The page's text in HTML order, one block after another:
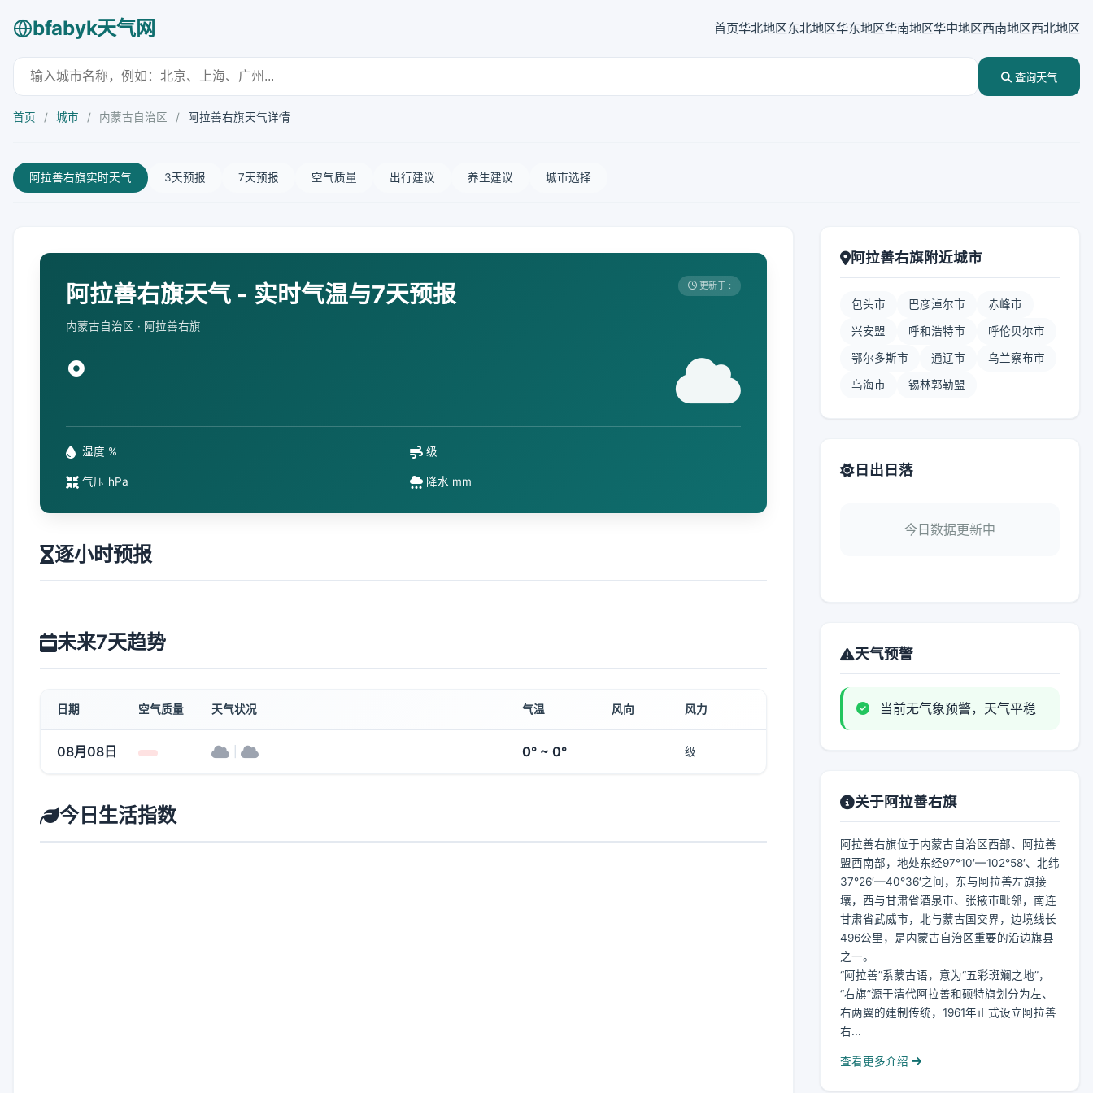
bfabyk天气网 首页华北地区东北地区华东地区华南地区华中地区西南地区西北地区
查询天气
首页 / 城市 / 内蒙古自治区 / 阿拉善右旗天气详情
阿拉善右旗实时天气 3天预报 7天预报 空气质量 出行建议 养生建议 城市选择
阿拉善右旗天气 - 实时气温与7天预报
内蒙古自治区 · 阿拉善右旗
更新于 :
°
湿度 % 级
气压 hPa 降水 mm
逐小时预报
未来7天趋势
日期 空气质量 天气状况 气温 风向 风力
08月08日 0° ~ 0° 级
今日生活指数
阿拉善右旗附近城市
包头市 巴彦淖尔市 赤峰市
兴安盟 呼和浩特市 呼伦贝尔市
鄂尔多斯市 通辽市 乌兰察布市
乌海市 锡林郭勒盟
日出日落
今日数据更新中
天气预警
当前无气象预警，天气平稳
关于阿拉善右旗
阿拉善右旗位于内蒙古自治区西部、阿拉善
盟西南部，地处东经97°10′—102°58′、北纬
37°26′—40°36′之间，东与阿拉善左旗接
壤，西与甘肃省酒泉市、张掖市毗邻，南连
甘肃省武威市，北与蒙古国交界，边境线长
496公里，是内蒙古自治区重要的沿边旗县
之一。
“阿拉善”系蒙古语，意为“五彩斑斓之地”，
“右旗”源于清代阿拉善和硕特旗划分为左、
右两翼的建制传统，1961年正式设立阿拉善
右...
查看更多介绍